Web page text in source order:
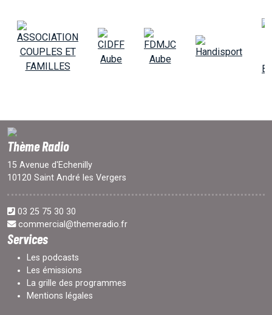
Thème Radio
15 Avenue d'Echenilly
10120 Saint André les Vergers
03 25 75 30 30
commercial@themeradio.fr
Services
Les podcasts
Les émissions
La grille des programmes
Mentions légales